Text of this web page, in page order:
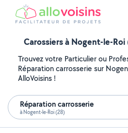
Carossiers à Nogent-le-
Trouvez votre Particulier ou
Réparation carrosserie sur
AlloVoisins !
Réparation carrosserie
à Nogent-le-Roi (28)